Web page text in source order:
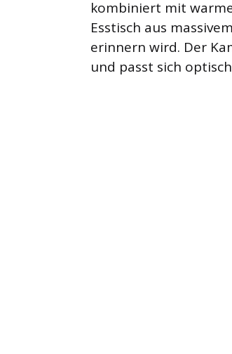
kombiniert mit
Esstisch aus
erinnern wird. Der
und passt sich